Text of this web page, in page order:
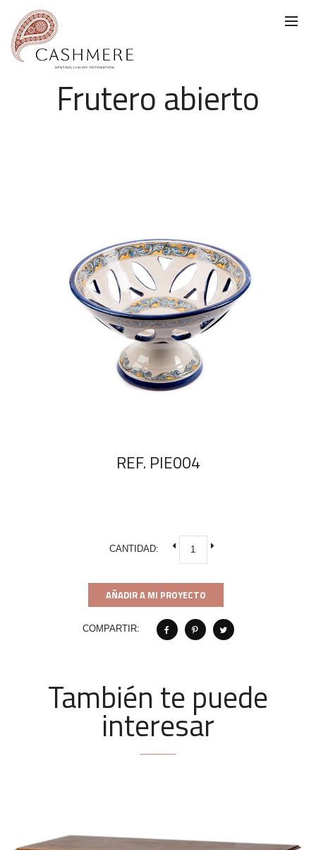
Frutero abierto
REF. PIE004
CANTIDAD:
AÑADIR A MI PROYECTO
COMPARTIR:
También te puede
interesar